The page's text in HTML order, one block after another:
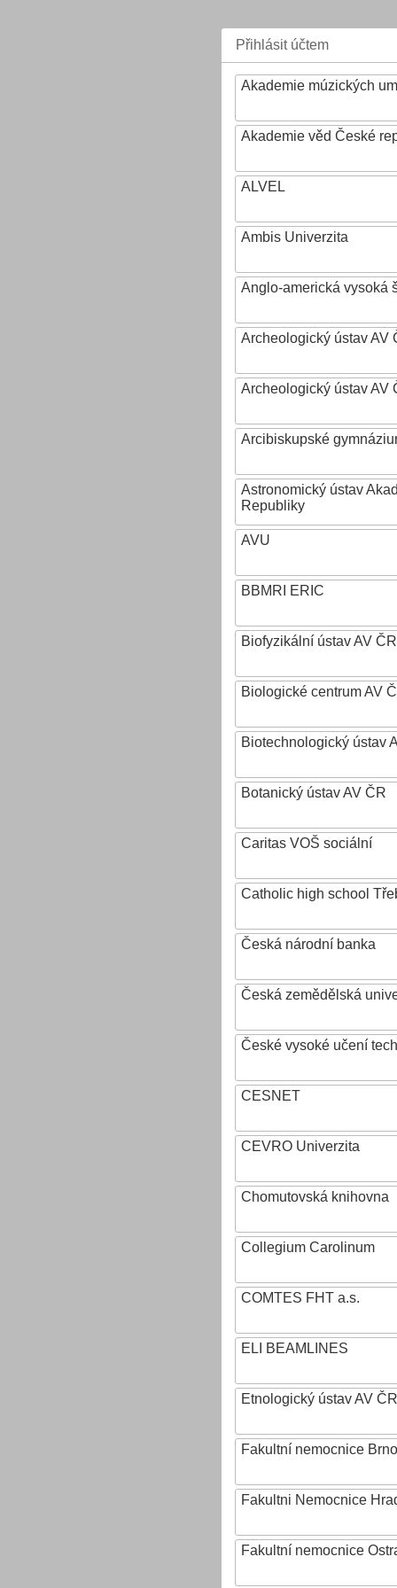
Přihlásit účtem
Akademie múzických
Akademie věd České
ALVEL
Ambis Univerzita
Anglo-americká vysoká
Archeologický ústav AV
Archeologický ústav AV
Arcibiskupské
Astronomický ústav
Republiky
AVU
BBMRI ERIC
Biofyzikální ústav AV ČR
Biologické centrum AV
Biotechnologický ústav
Botanický ústav AV ČR
Caritas VOŠ sociální
Catholic high school
Česká národní banka
Česká zemědělská
České vysoké učení
CESNET
CEVRO Univerzita
Chomutovská knihovna
Collegium Carolinum
COMTES FHT a.s.
ELI BEAMLINES
Etnologický ústav AV
Fakultní nemocnice Brno
Fakultni Nemocnice
Fakultní nemocnice